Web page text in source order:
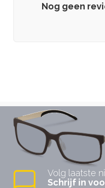
Nog geen
Volg laatste
Schrijf in